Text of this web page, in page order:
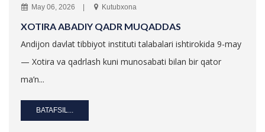
May 06, 2026 Kutubxona
XOTIRA ABADIY QADR MUQADDAS
Andijon davlat tibbiyot instituti talabalari ishtirokida 9-may
— Xotira va qadrlash kuni munosabati bilan bir qator
ma’n...
BATAFSIL...